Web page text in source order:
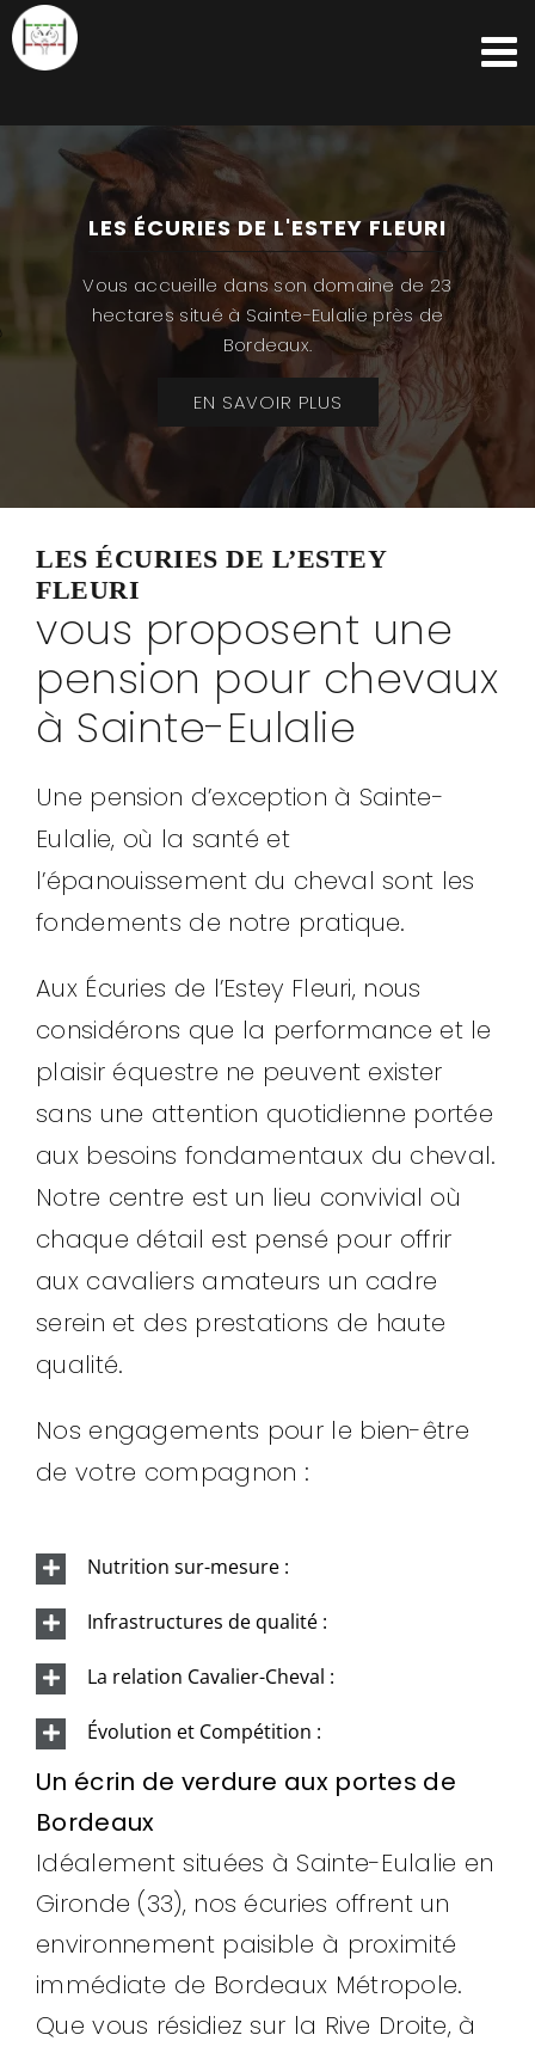
Passer
au
LES ÉCURIES DE L'ESTEY FLEURI
Vous accueille dans son domaine de 23
hectares situé à Sainte-Eulalie près de
Bordeaux.
EN SAVOIR PLUS
LES ÉCURIES DE L’ESTEY
FLEURI
vous proposent une
pension pour chevaux
à Sainte-Eulalie
Une pension d’exception à Sainte-
Eulalie, où la santé et
l’épanouissement du cheval sont les
fondements de notre pratique.
Aux Écuries de l’Estey Fleuri, nous
considérons que la performance et le
plaisir équestre ne peuvent exister
sans une attention quotidienne portée
aux besoins fondamentaux du cheval.
Notre centre est un lieu convivial où
chaque détail est pensé pour offrir
aux cavaliers amateurs un cadre
serein et des prestations de haute
qualité.
Nos engagements pour le bien-être
de votre compagnon :
Nutrition sur-mesure :
Infrastructures de qualité :
La relation Cavalier-Cheval :
Évolution et Compétition :
Un écrin de verdure aux portes de
Bordeaux
Idéalement situées à Sainte-Eulalie en
Gironde (33), nos écuries offrent un
environnement paisible à proximité
immédiate de Bordeaux Métropole.
Que vous résidiez sur la Rive Droite, à